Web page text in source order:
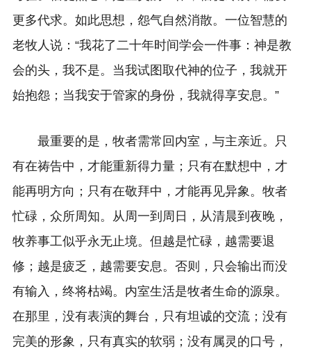
更多代求。如此思想，怨气自然消散。一位智慧的
老牧人说：“我花了二十年时间学会一件事：神是教
会的头，我不是。当我试图取代神的位子，我就开
始抱怨；当我安于管家的身份，我就得享安息。”
最重要的是，牧者需常回内室，与主亲近。只
有在祷告中，才能重新得力量；只有在默想中，才
能再明方向；只有在敬拜中，才能再见异象。牧者
忙碌，众所周知。从周一到周日，从清晨到夜晚，
牧养事工似乎永无止境。但越是忙碌，越需要退
修；越是疲乏，越需要安息。否则，只会输出而没
有输入，终将枯竭。内室生活是牧者生命的源泉。
在那里，没有表演的舞台，只有坦诚的交流；没有
完美的形象，只有真实的软弱；没有属灵的口号，